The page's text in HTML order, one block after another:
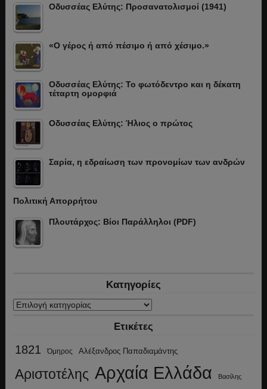
Οδυσσέας Ελύτης: Προσανατολισμοί (1941)
«Ο γέρος ή από πέσιμο ή από χέσιμο.»
Οδυσσέας Ελύτης: Το φωτόδεντρο και η δέκατη
τέταρτη ομορφιά
Οδυσσέας Ελύτης: Ήλιος ο πρώτος
Σαρία, η εδραίωση των προνομίων των ανδρών
Πολιτική Απορρήτου
Πλουτάρχος: Βίοι Παράλληλοι (PDF)
Κατηγορίες
Κατηγορίες
Ετικέτες
1821 Όμηρος Αλέξανδρος Παπαδιαμάντης
Αριστοτέλης Αρχαία Ελλάδα Βασίλης